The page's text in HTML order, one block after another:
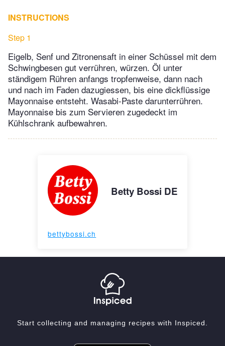
INSTRUCTIONS
Step 1
Eigelb, Senf und Zitronensaft in einer Schüssel mit dem
Schwingbesen gut verrühren, würzen. Öl unter
ständigem Rühren anfangs tropfenweise, dann nach
und nach im Faden dazugiessen, bis eine dickflüssige
Mayonnaise entsteht. Wasabi-Paste darunterrühren.
Mayonnaise bis zum Servieren zugedeckt im
Kühlschrank aufbewahren.
Betty Bossi DE
bettybossi.ch
Start collecting and managing recipes with Inspiced.